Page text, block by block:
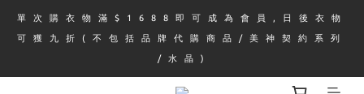
單 次 購 衣 物 滿 $ 1 6 8 8 即 可 成 為 會 員 , 日 後 衣 物
可 獲 九 折 ( 不 包 括 品 牌 代 購 商 品 / 美 神 契 約 系 列
/ 水 晶 )